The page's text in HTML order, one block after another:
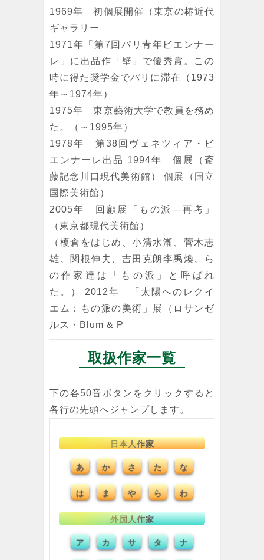
1969年 初個展開催（東京の椿近代
ギャラリー
1971年「第7回パリ青年ビエンナー
レ」に出品作「壁」で優秀賞。この
時に得た奨学金でパリに滞在（1973
年～1974年）
1975年 東京藝術大学で教員を務め
た。（～1995年）
1978年 第38回ヴェネツィア・ビ
エンナーレ出品 1994年 個展（斎
藤記念川口現代美術館） 個展（国立
国際美術館）
2005年 回顧展「もの派—再考」
（東京都現代美術館）
（榎倉をはじめ、小清水漸、菅木志
雄、関根伸夫、吉田克朗李禹煥、ら
の作家達は「もの派」と呼ばれ
た。） 2012年 「太陽へのレクイ
エム：もの派の美術」展（ロサンゼ
ルス・Blum & P
取扱作家一覧
下の各50音ボタンをクリックすると
各行の先頭へジャンプします。
日本人作家
あ か さ た な
は ま や ら わ
外国人作家
ア カ サ タ ナ